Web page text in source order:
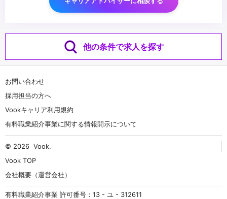
他の条件で求人を探す
お問い合わせ
採用担当の方へ
Vookキャリア利用規約
有料職業紹介事業に関する情報開示について
© 2026 Vook.
Vook TOP
会社概要（運営会社）
有料職業紹介事業 許可番号：13 - ユ - 312611